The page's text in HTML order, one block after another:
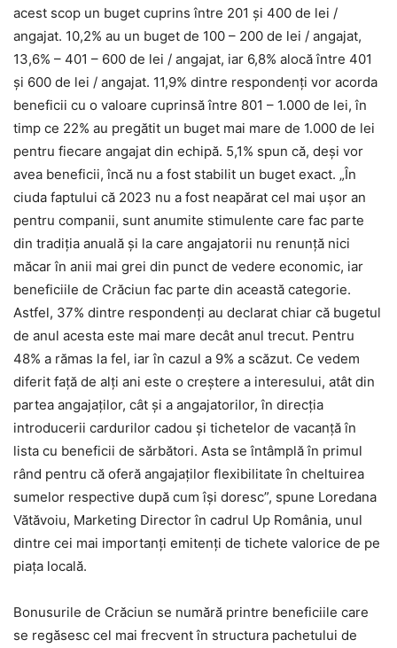
acest scop un buget cuprins între 201 și 400 de lei /
angajat. 10,2% au un buget de 100 – 200 de lei / angajat,
13,6% – 401 – 600 de lei / angajat, iar 6,8% alocă între 401
și 600 de lei / angajat. 11,9% dintre respondenți vor acorda
beneficii cu o valoare cuprinsă între 801 – 1.000 de lei, în
timp ce 22% au pregătit un buget mai mare de 1.000 de lei
pentru fiecare angajat din echipă. 5,1% spun că, deși vor
avea beneficii, încă nu a fost stabilit un buget exact. „În
ciuda faptului că 2023 nu a fost neapărat cel mai ușor an
pentru companii, sunt anumite stimulente care fac parte
din tradiția anuală și la care angajatorii nu renunță nici
măcar în anii mai grei din punct de vedere economic, iar
beneficiile de Crăciun fac parte din această categorie.
Astfel, 37% dintre respondenți au declarat chiar că bugetul
de anul acesta este mai mare decât anul trecut. Pentru
48% a rămas la fel, iar în cazul a 9% a scăzut. Ce vedem
diferit față de alți ani este o creștere a interesului, atât din
partea angajaților, cât și a angajatorilor, în direcția
introducerii cardurilor cadou și tichetelor de vacanță în
lista cu beneficii de sărbători. Asta se întâmplă în primul
rând pentru că oferă angajaților flexibilitate în cheltuirea
sumelor respective după cum își doresc”, spune Loredana
Vătăvoiu, Marketing Director în cadrul Up România, unul
dintre cei mai importanți emitenți de tichete valorice de pe
piața locală.
Bonusurile de Crăciun se numără printre beneficiile care
se regăsesc cel mai frecvent în structura pachetului de